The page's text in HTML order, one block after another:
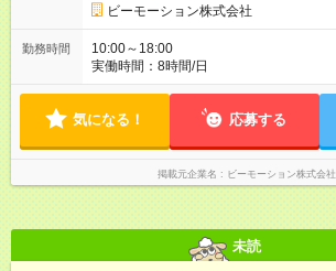
ビーモーション株式会社
勤務時間
10:00～18:00
実働時間：8時間/日
気になる！ 応募する
掲載元企業名 ビーモーション株式会社
未読